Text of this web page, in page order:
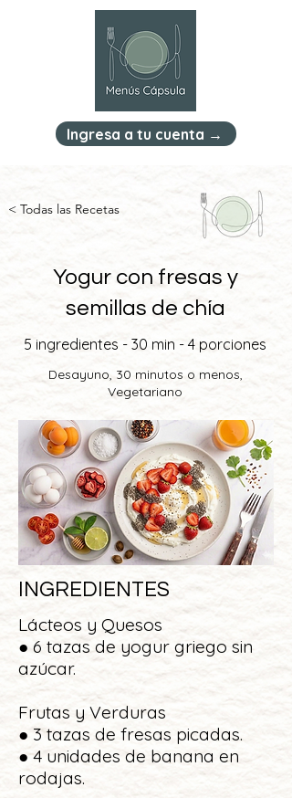
Ingresa a tu cuenta →
< Todas las Recetas
Yogur con fresas y
semillas de chía
5 ingredientes - 30 min - 4 porciones
Desayuno, 30 minutos o menos,
Vegetariano
INGREDIENTES
Lácteos y Quesos
● 6 tazas de yogur griego sin
azúcar.
Frutas y Verduras
● 3 tazas de fresas picadas.
● 4 unidades de banana en
rodajas.